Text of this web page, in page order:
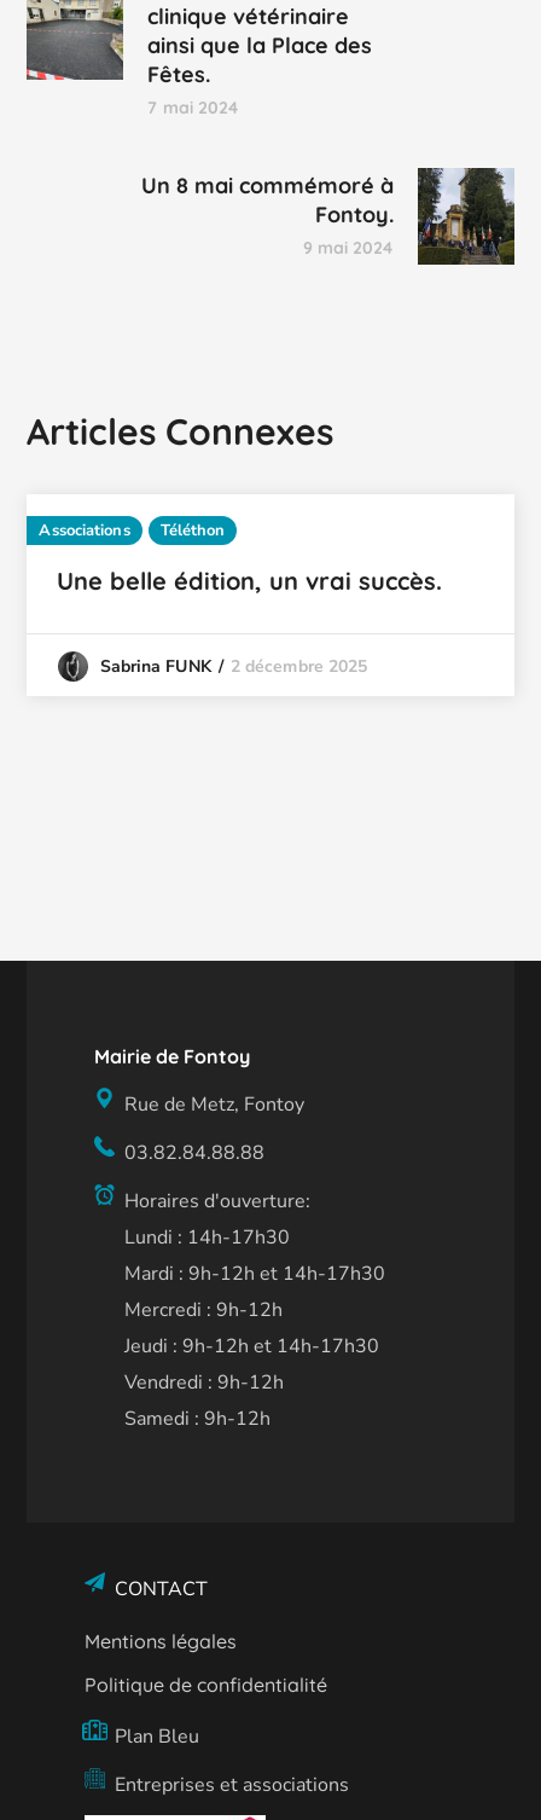
clinique vétérinaire
ainsi que la Place des
Fêtes.
7 mai 2024
Un 8 mai commémoré à
Fontoy.
9 mai 2024
Articles Connexes
Associations Téléthon
Une belle édition, un vrai succès.
Sabrina FUNK 2 décembre 2025
Mairie de Fontoy
Rue de Metz, Fontoy
03.82.84.88.88
Horaires d'ouverture:
Lundi : 14h-17h30
Mardi : 9h-12h et 14h-17h30
Mercredi : 9h-12h
Jeudi : 9h-12h et 14h-17h30
Vendredi : 9h-12h
Samedi : 9h-12h
CONTACT
Mentions légales
Politique de confidentialité
Plan Bleu
Entreprises et associations